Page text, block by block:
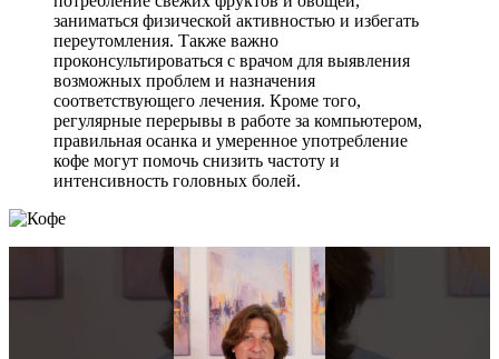
заниматься физической активностью и избегать
переутомления. Также важно
проконсультироваться с врачом для выявления
возможных проблем и назначения
соответствующего лечения. Кроме того,
регулярные перерывы в работе за компьютером,
правильная осанка и умеренное употребление
кофе могут помочь снизить частоту и
интенсивность головных болей.